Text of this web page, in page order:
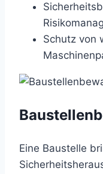
Schutz von
Eine Baustelle